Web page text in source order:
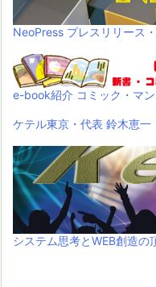
NeoPress プレスリリース
e-book紹介 コミック・マ
ケテル東京・代表 鈴木恵一
システム思考とWEB創造の